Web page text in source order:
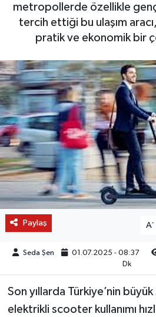
metropollerde özellikle
tercih ettiği bu ulaşım
pratik ve ekonomik bir
Paylaş A-
Seda Şen 01.07.2025 - 08:37
Dk
Son yıllarda Türkiye’nin
elektrikli scooter kullanımı